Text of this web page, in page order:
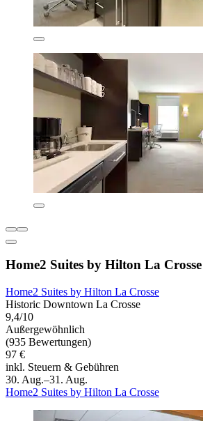
Home2 Suites by Hilton La Crosse
Home2 Suites by Hilton La Crosse
Historic Downtown La Crosse
9,4/10
Außergewöhnlich
(935 Bewertungen)
97 €
inkl. Steuern & Gebühren
30. Aug.–31. Aug.
Home2 Suites by Hilton La Crosse